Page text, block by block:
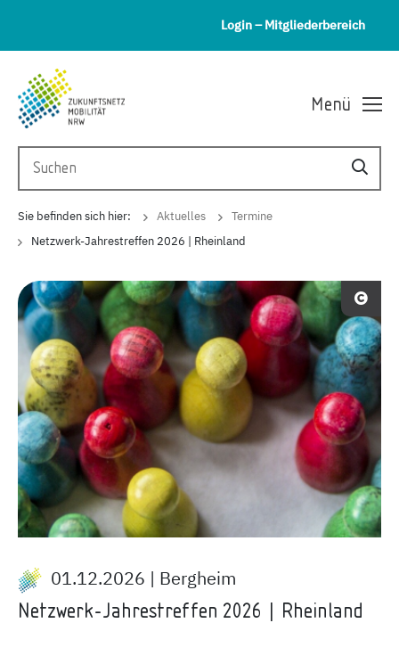
Login – Mitgliederbereich
Menü
Sie befinden sich hier: Aktuelles
Termine
Netzwerk-Jahrestreffen 2026 | Rheinland
01.12.2026 | Bergheim
Netzwerk-Jahrestreffen 2026 | Rheinland